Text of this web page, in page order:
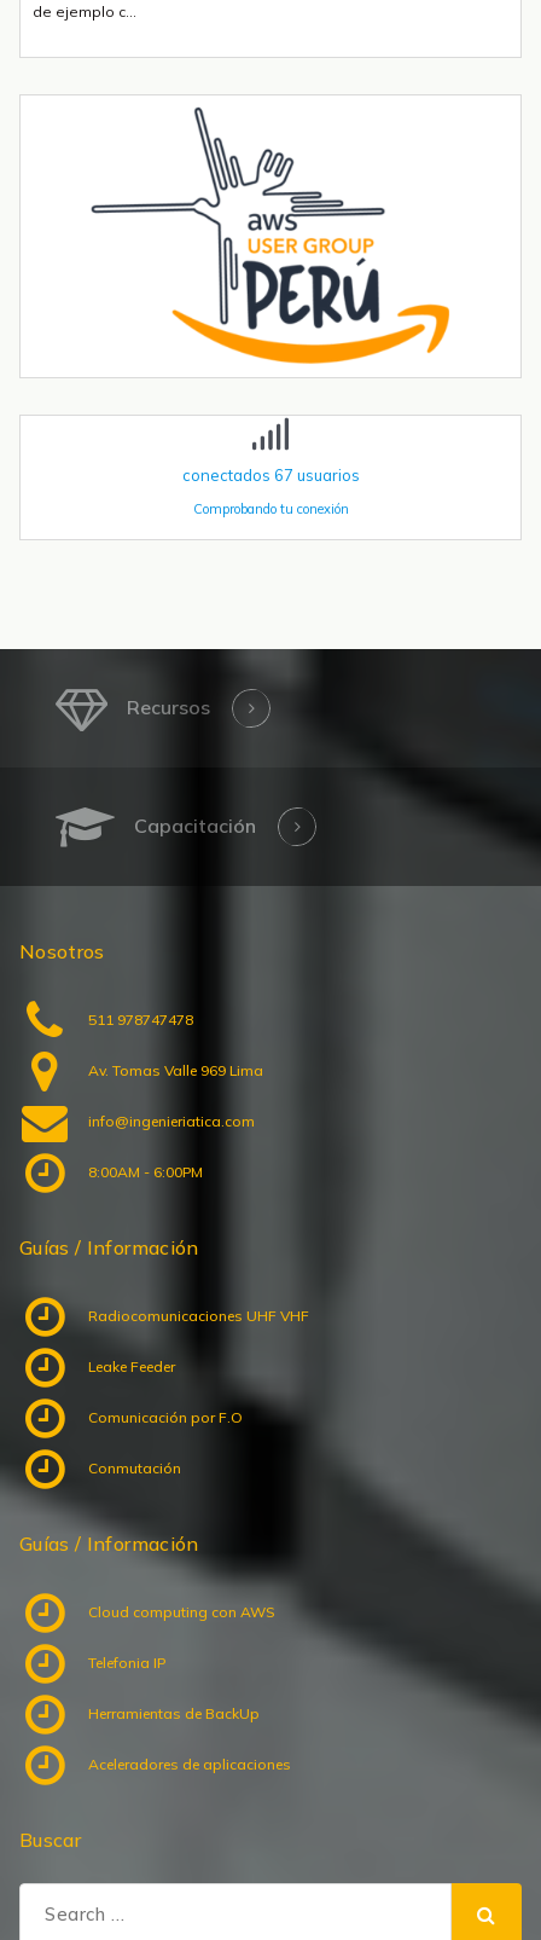
de ejemplo c...
integrado
Introducción La integración de la comunicación 4G en PLCs
basados en ESP32 abre un sinfín de posibilidades para el IoT y la
automatización industrial. En una entrada anterior del blog,​ "Cómo
Tendencias transformadoras en robótica industrial para 2026 y
La robótica industrial ya no crece de forma constante — está
acelerando. Las instalaciones globales de robots industriales
superaron las 590.000 unidades en 2023 y se proyecta que
superen el millón de...
conectados 67 usuarios
Comprobando tu conexión
Recursos
Capacitación
Nosotros
511 978747478
Av. Tomas Valle 969 Lima
info@ingenieriatica.com
8:00AM - 6:00PM
Guías / Información
Radiocomunicaciones UHF VHF
Leake Feeder
Comunicación por F.O
Conmutación
Guías / Información
Cloud computing con AWS
Telefonia IP
Herramientas de BackUp
Aceleradores de aplicaciones
Buscar
Search